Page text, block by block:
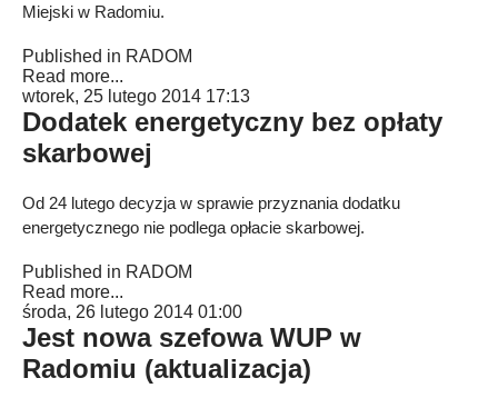
Miejski w Radomiu.
Published in RADOM
Read more...
wtorek, 25 lutego 2014 17:13
Dodatek energetyczny bez opłaty
skarbowej
Od 24 lutego decyzja w sprawie przyznania dodatku
energetycznego nie podlega opłacie skarbowej.
Published in RADOM
Read more...
środa, 26 lutego 2014 01:00
Jest nowa szefowa WUP w
Radomiu (aktualizacja)